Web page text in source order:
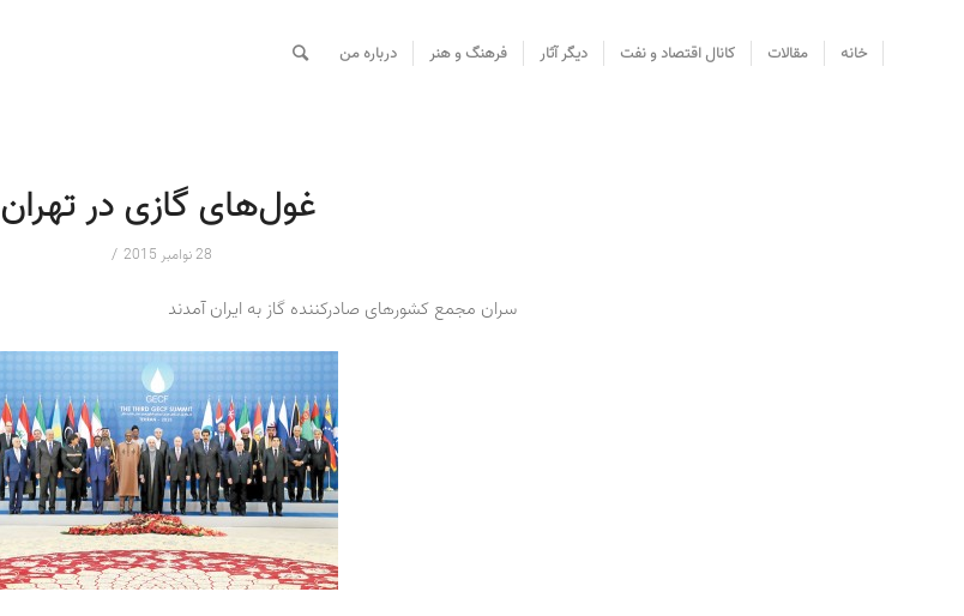
خانه مقالات کانال اقتصاد و نفت دیگر آثار فرهنگ و هنر درباره من
غول‌های گازی در تهران
28 نوامبر 2015 /
سران مجمع کشورهای صادرکننده گاز به ایران آمدند